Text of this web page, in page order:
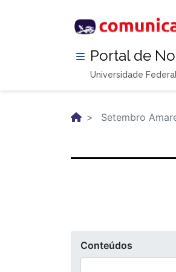
Portal de
Universidade
Setembro
Conteúdos